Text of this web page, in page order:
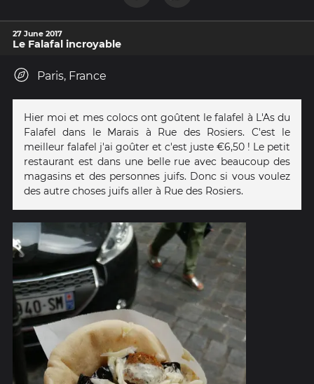
27 June 2017
Le Falafal incroyable
Paris, France
Hier moi et mes colocs ont goûtent le falafel à L'As du
Falafel dans le Marais à Rue des Rosiers. C'est le
meilleur falafel j'ai goûter et c'est juste €6,50 ! Le petit
restaurant est dans une belle rue avec beaucoup des
magasins et des personnes juifs. Donc si vous voulez
des autre choses juifs aller à Rue des Rosiers.